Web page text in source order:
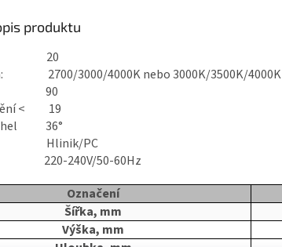
produktu
20
2700/3000/4000K nebo 3000K/3500K/4000K
90
< 19
36°
Hlinik/PC
220-240V/50-60Hz
Označení
Šířka, mm
Výška, mm